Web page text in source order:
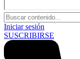
Iniciar sesión
SUSCRIBIRSE